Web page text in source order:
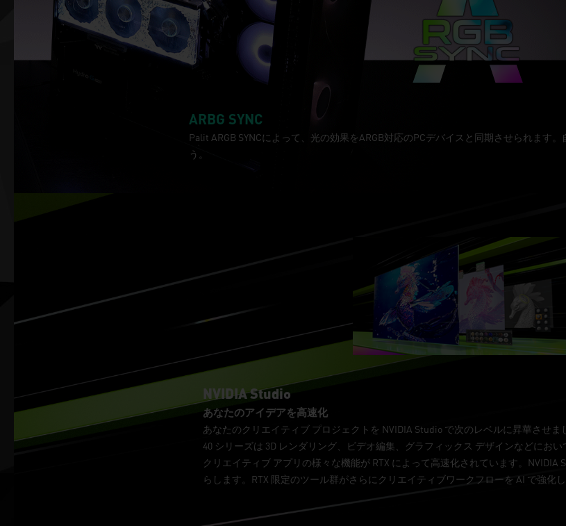
ARBG SYNC
Palit ARGB SYNCによって、光の効果をARGB対応のPCデバイスと同期させられます
う。
NVIDIA Studio
あなたのアイデアを高速化
あなたのクリエイティブ プロジェクトを NVIDIA Studio で次のレベルに昇華させ
40 シリーズは 3D レンダリング、ビデオ編集、グラフィックス デザインなどにお
クリエイティブ アプリの様々な機能が RTX によって高速化されています。NVIDIA
らします。RTX 限定のツール群がさらにクリエイティブワークフローを AI で強化し